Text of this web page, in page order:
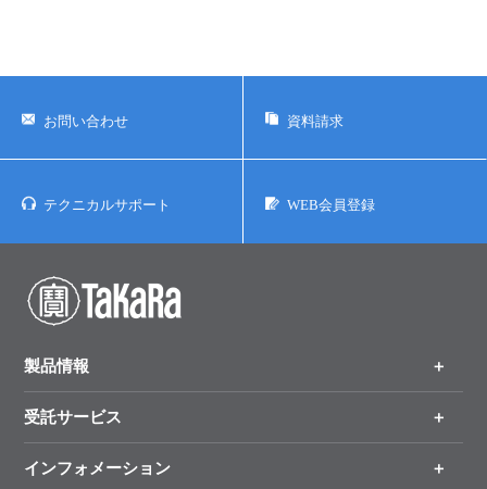
お問い合わせ 資料請求
テクニカルサポート WEB会員登録
製品情報
製品一覧
手法から製品を探す
受託サービス
オンライン注文
インフォメーション